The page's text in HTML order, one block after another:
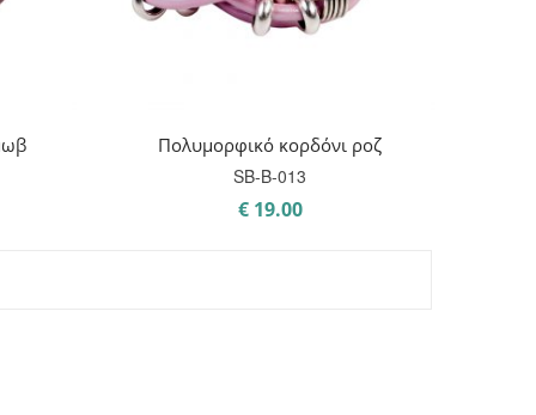
Πολυμορφικό κορδόνι ροζ
SB-B-013
€19.00